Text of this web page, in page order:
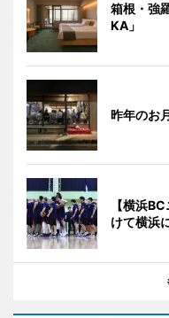
箱根・強
KA」
昨年のお
【横浜
けて横浜